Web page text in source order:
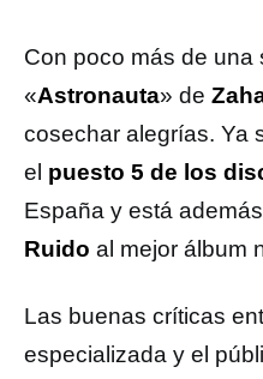
Con poco más de una
«Astronauta» de
cosechar alegrías. Ya
el puesto 5 de los
España y está
Ruido al mejor álbum
Las buenas críticas
especializada y el